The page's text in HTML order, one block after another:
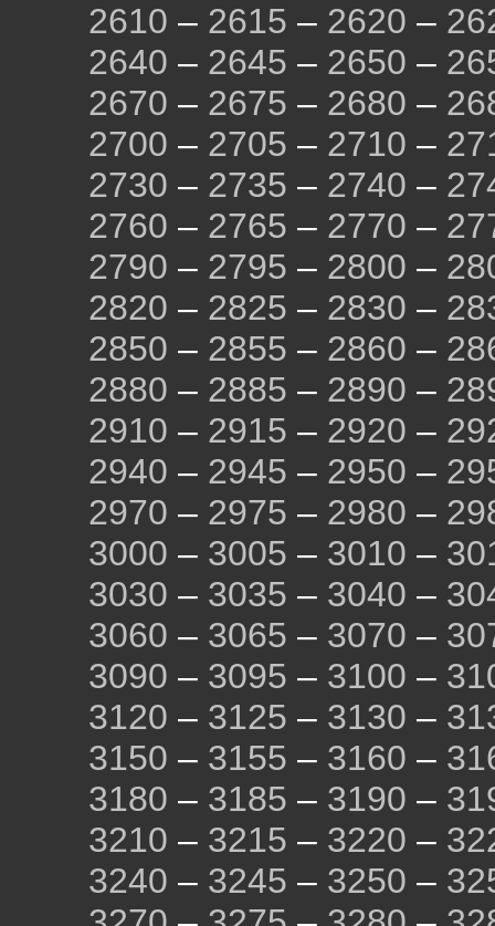
2610 – 2615 – 2620 –
2640 – 2645 – 2650 –
2670 – 2675 – 2680 –
2700 – 2705 – 2710 –
2730 – 2735 – 2740 –
2760 – 2765 – 2770 –
2790 – 2795 – 2800 –
2820 – 2825 – 2830 –
2850 – 2855 – 2860 –
2880 – 2885 – 2890 –
2910 – 2915 – 2920 –
2940 – 2945 – 2950 –
2970 – 2975 – 2980 –
3000 – 3005 – 3010 –
3030 – 3035 – 3040 –
3060 – 3065 – 3070 –
3090 – 3095 – 3100 –
3120 – 3125 – 3130 –
3150 – 3155 – 3160 –
3180 – 3185 – 3190 –
3210 – 3215 – 3220 –
3240 – 3245 – 3250 –